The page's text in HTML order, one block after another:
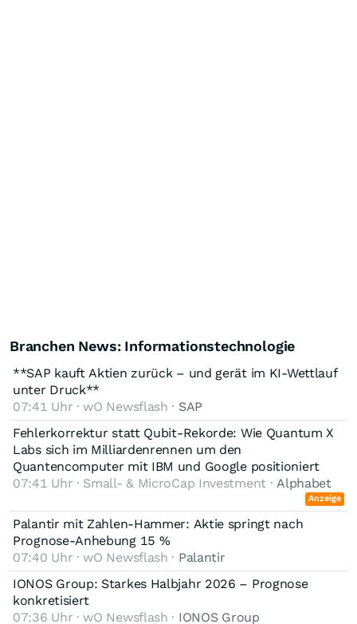
Branchen News: Informationstechnologie
**SAP kauft Aktien zurück – und gerät im KI-Wettlauf
unter Druck**
07:41 Uhr · wO Newsflash · SAP
Fehlerkorrektur statt Qubit-Rekorde: Wie Quantum X
Labs sich im Milliardenrennen um den
Quantencomputer mit IBM und Google positioniert
07:41 Uhr · Small- & MicroCap Investment · Alphabet
Anzeige
Palantir mit Zahlen-Hammer: Aktie springt nach
Prognose-Anhebung 15 %
07:40 Uhr · wO Newsflash · Palantir
IONOS Group: Starkes Halbjahr 2026 – Prognose
konkretisiert
07:36 Uhr · wO Newsflash · IONOS Group